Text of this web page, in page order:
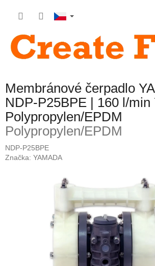
Membránové čerpadlo
NDP-P25BPE | 160 l/min
Polypropylen/EPDM
Polypropylen/EPDM
NDP-P25BPE
Značka: YAMADA